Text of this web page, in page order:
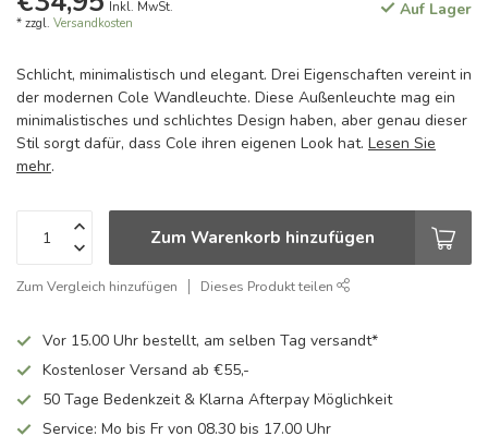
Inkl. MwSt.
* zzgl. Versandkosten
Auf Lager
Schlicht, minimalistisch und elegant. Drei Eigenschaften vereint in
der modernen Cole Wandleuchte. Diese Außenleuchte mag ein
minimalistisches und schlichtes Design haben, aber genau dieser
Stil sorgt dafür, dass Cole ihren eigenen Look hat. Lesen Sie
mehr.
Zum Warenkorb hinzufügen
Zum Vergleich hinzufügen Dieses Produkt teilen
Vor 15.00 Uhr bestellt, am selben Tag versandt*
Kostenloser Versand ab €55,-
50 Tage Bedenkzeit & Klarna Afterpay Möglichkeit
Service: Mo bis Fr von 08.30 bis 17.00 Uhr